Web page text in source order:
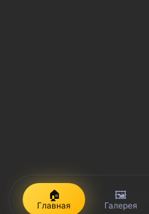
🏠
Главная
🖼️
Галерея